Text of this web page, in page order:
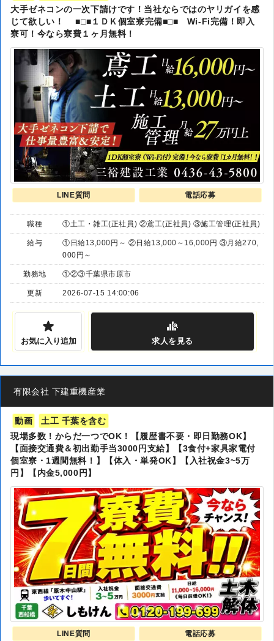
大手ゼネコンの一次下請けです！当社ならではのヤリガイを感
じて欲しい！ ■□■１ＤＫ個室寮完備■□■ Wi-Fi完備！即入
寮可！今なら寮費１ヶ月無料！
LINE質問 電話応募
職種 ①土工・雑工(正社員) ②鳶工(正社員) ③施工管理(正社員)
給与
①日給13,000円～ ②日給13,000～16,000円 ③月給270,
000円～
勤務地 ①②③千葉県市原市
更新 2026-07-15 14:00:06
お気に入り追加 求人 を見る
有限会社 下建重機産業
動画
土工 千葉を含む
現場多数！からだ一つでOK！【履歴書不要・即日勤務OK】
【面接交通費＆初出勤手当3000円支給】【3食付+家具家電付
個室寮・1週間無料！】【体入・単発OK】【入社祝金3~5万
円】【内金5,000円】
LINE質問 電話応募